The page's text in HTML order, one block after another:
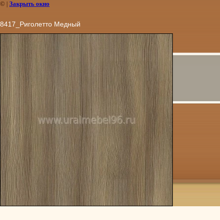
© | Закрыть окно
8417_Риголетто Медный